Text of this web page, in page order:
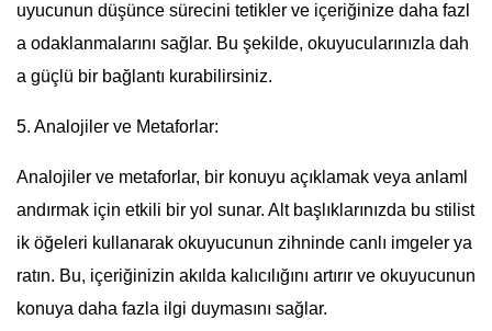
uyucunun düşünce sürecini tetikler ve içeriğinize daha fazl
a odaklanmalarını sağlar. Bu şekilde, okuyucularınızla dah
a güçlü bir bağlantı kurabilirsiniz.
5. Analojiler ve Metaforlar:
Analojiler ve metaforlar, bir konuyu açıklamak veya anlaml
andırmak için etkili bir yol sunar. Alt başlıklarınızda bu stilist
ik öğeleri kullanarak okuyucunun zihninde canlı imgeler ya
ratın. Bu, içeriğinizin akılda kalıcılığını artırır ve okuyucunun
konuya daha fazla ilgi duymasını sağlar.